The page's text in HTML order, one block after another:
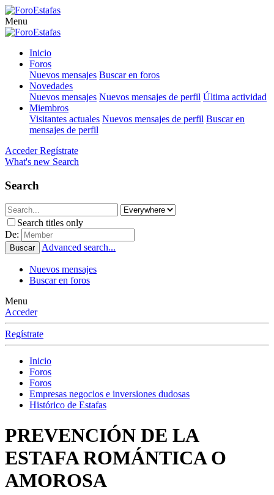
Menu
Inicio
Foros
Nuevos mensajes Buscar en foros
Novedades
Nuevos mensajes Nuevos mensajes de perfil Última actividad
Miembros
Visitantes actuales Nuevos mensajes de perfil Buscar en
mensajes de perfil
Acceder Regístrate
What's new Search
Search
Search titles only
De:
Buscar Advanced search...
Nuevos mensajes
Buscar en foros
Menu
Acceder
Regístrate
Inicio
Foros
Foros
Empresas negocios e inversiones dudosas
Histórico de Estafas
PREVENCIÓN DE LA
ESTAFA ROMÁNTICA O
AMOROSA